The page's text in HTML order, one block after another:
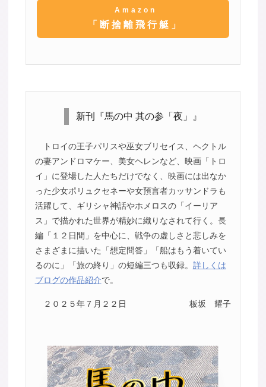
Amazon
「断捨離飛行艇」
新刊『馬の中 其の参「夜」』
トロイの王子パリスや巫女ブリセイス、ヘクトル
の妻アンドロマケー、美女ヘレンなど、映画「トロ
イ」に登場した人たちだけでなく、映画には出なか
った少女ポリュクセネーや女預言者カッサンドラも
活躍して、ギリシャ神話やホメロスの「イーリア
ス」で描かれた世界が精妙に織りなされて行く。長
編「１２日間」を中心に、戦争の虚しさと悲しみを
さまざまに描いた「想定問答」「船はもう着いてい
るのに」「旅の終り」の短編三つも収録。 詳しくは
ブログの作品紹介で。
２０２５年７月２２日 板坂 耀子